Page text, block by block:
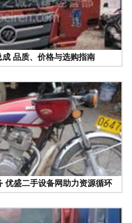
品质、价格与选购指南
优盛二手设备网助力资源循环